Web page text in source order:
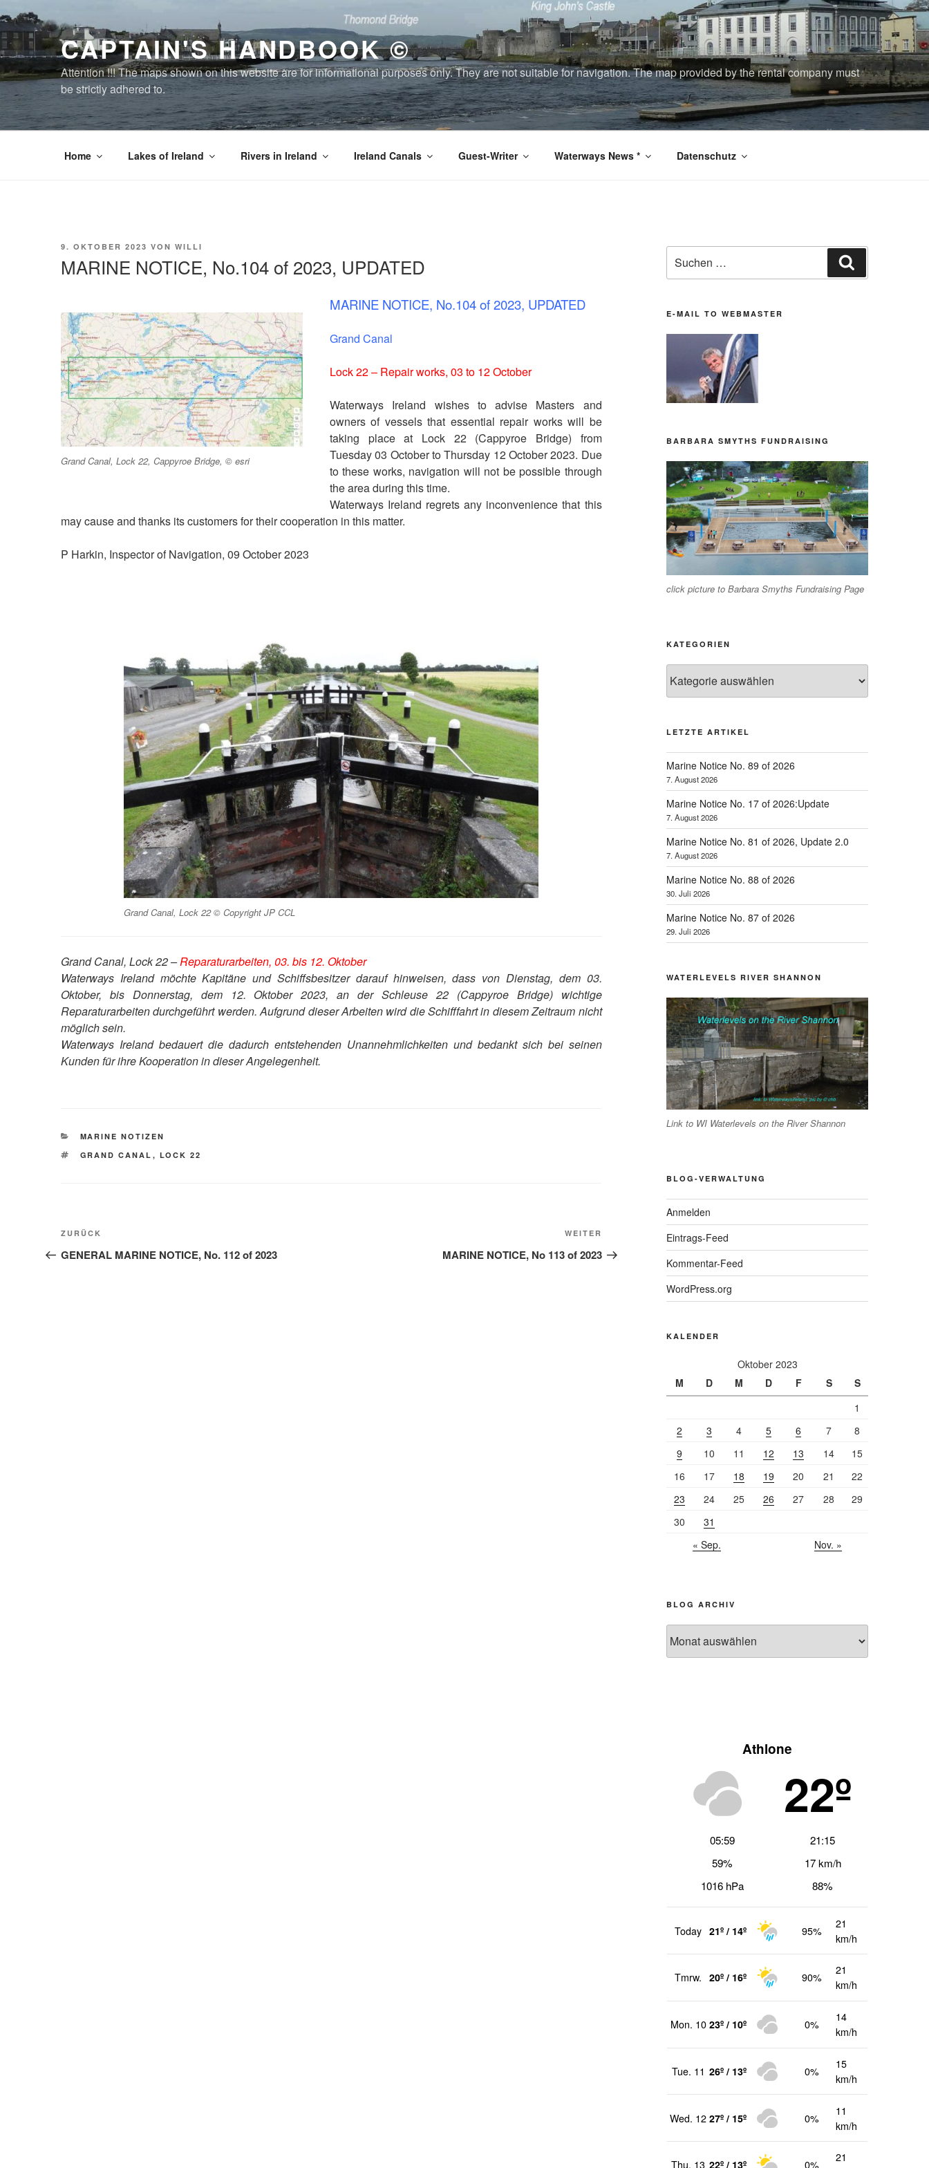
Inhalt
springen
CAPTAIN'S HANDBOOK ©
Attention !!! The maps shown on this website are for informational purposes only. They are not suitable for navigation. The map provided by the rental company must
be strictly adhered to.
Home Lakes of Ireland Rivers in Ireland Ireland Canals Guest-Writer Waterways News * Datenschutz
VERÖFFENTLICHT
9. OKTOBER 2023 VON WILLI
MARINE NOTICE, No.104 of 2023, UPDATED
Grand Canal, Lock 22, Cappyroe Bridge, © esri
MARINE NOTICE, No.104 of 2023, UPDATED
Grand Canal
Lock 22 – Repair works, 03 to 12 October
Waterways Ireland wishes to advise Masters and
owners of vessels that essential repair works will be
taking place at Lock 22 (Cappyroe Bridge) from
Tuesday 03 October to Thursday 12 October 2023. Due
to these works, navigation will not be possible through
the area during this time.
Waterways Ireland regrets any inconvenience that this
may cause and thanks its customers for their cooperation in this matter.
P Harkin, Inspector of Navigation, 09 October 2023
Grand Canal, Lock 22 © Copyright JP CCL
Grand Canal, Lock 22 –Reparaturarbeiten, 03. bis 12. Oktober
Waterways Ireland möchte Kapitäne und Schiffsbesitzer darauf hinweisen, dass von Dienstag, dem 03.
Oktober, bis Donnerstag, dem 12. Oktober 2023, an der Schleuse 22 (Cappyroe Bridge) wichtige
Reparaturarbeiten durchgeführt werden. Aufgrund dieser Arbeiten wird die Schifffahrt in diesem Zeitraum nicht
möglich sein.
Waterways Ireland bedauert die dadurch entstehenden Unannehmlichkeiten und bedankt sich bei seinen
Kunden für ihre Kooperation in dieser Angelegenheit.
KATEGORIEN
MARINE NOTIZEN
SCHLAGWÖRTER
GRAND CANAL , LOCK 22
Beitragsnavigation
Vorheriger
Beitrag
ZURÜCK
GENERAL MARINE NOTICE, No. 112 of 2023
Beitrag
WEITER
MARINE NOTICE, No 113 of 2023
nach:
E-MAIL TO WEBMASTER
BARBARA SMYTHS FUNDRAISING
click picture to Barbara Smyths Fundraising Page
KATEGORIEN
LETZTE ARTIKEL
Marine Notice No. 89 of 2026
7. August 2026
Marine Notice No. 17 of 2026:Update
7. August 2026
Marine Notice No. 81 of 2026, Update 2.0
7. August 2026
Marine Notice No. 88 of 2026
30. Juli 2026
Marine Notice No. 87 of 2026
29. Juli 2026
WATERLEVELS RIVER SHANNON
Link to WI Waterlevels on the River Shannon
BLOG-VERWALTUNG
Anmelden
Eintrags-Feed
Kommentar-Feed
WordPress.org
KALENDER
Oktober 2023
M
D M D F S
S
1
2
3 4 5 6 7
8
9
10 11 12 13 14
15
16
17 18 19 20 21
22
23
24 25 26 27 28
29
30
31
« Sep.
Nov. »
BLOG ARCHIV
Archiv
Athlone
22º
05:59
21:15
59%
17 km/h
1016 hPa
88%
Today 21º / 14º 95%
21
km/h
Tmrw. 20º / 16º 90%
21
km/h
Mon. 10 23º / 10º 0%
14
km/h
Tue. 11 26º / 13º 0%
15
km/h
Wed. 12 27º / 15º 0%
11
km/h
Thu. 13 22º / 13º 0%
21